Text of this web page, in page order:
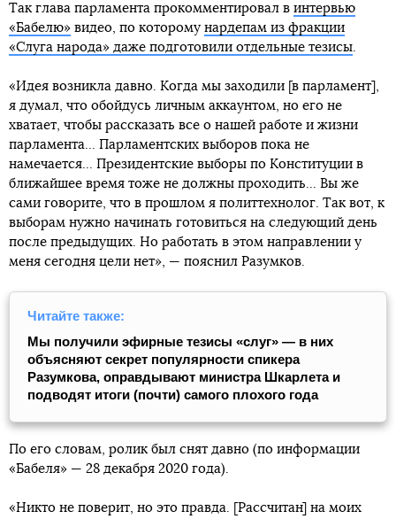
Так глава парламента прокомментировал в интервью
«Бабелю» видео, по которому нардепам из фракции
«Слуга народа» даже подготовили отдельные тезисы
«Идея возникла давно. Когда мы заходили [в парламент],
я думал, что обойдусь личным аккаунтом, но его не
хватает, чтобы рассказать все о нашей работе и жизни
парламента... Парламентских выборов пока не
намечается... Президентские выборы по Конституции в
ближайшее время тоже не должны проходить... Вы же
сами говорите, что в прошлом я политтехнолог. Так вот, к
выборам нужно начинать готовиться на следующий день
после предыдущих. Но работать в этом направлении у
меня сегодня цели нет», — пояснил Разумков.
Читайте также:
Мы получили эфирные тезисы «слуг» — в них
объясняют секрет популярности спикера
Разумкова, оправдывают министра Шкарлета и
подводят итоги (почти) самого плохого года
По его словам, ролик был снят давно (по информации
«Бабеля» — 28 декабря 2020 года).
«Никто не поверит, но это правда. [Рассчитан] на моих